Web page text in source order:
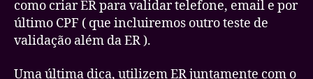
como criar ER para validar telefone, email e por
último CPF ( que incluiremos outro teste de
validação além da ER ).
Uma última dica, utilizem ER juntamente com o